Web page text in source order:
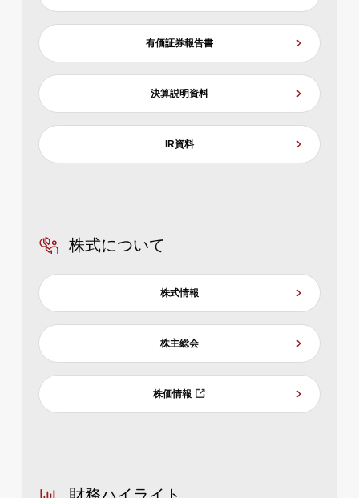
有価証券報告書
決算説明資料
IR資料
株式について
株式情報
株主総会
株価情報